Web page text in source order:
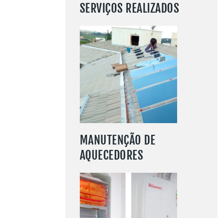
SERVIÇOS REALIZADOS
SAIBA MAIS
MANUTENÇÃO DE
AQUECEDORES